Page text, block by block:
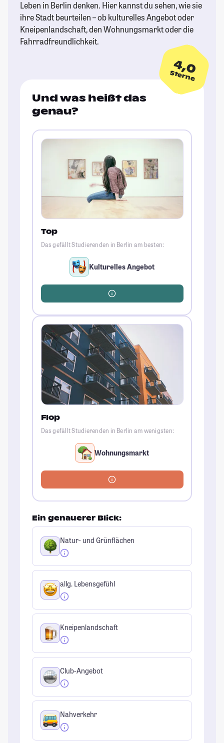
Leben in Berlin denken. Hier kannst du sehen, wie sie
ihre Stadt beurteilen – ob kulturelles Angebot oder
Kneipenlandschaft, den Wohnungsmarkt oder die
Fahrradfreundlichkeit.
4,0
Sterne
Und was heißt das
genau?
Top
Das gefällt Studierenden in Berlin am besten:
Kulturelles Angebot
Flop
Das gefällt Studierenden in Berlin am wenigsten:
Wohnungsmarkt
Ein genauerer Blick:
Natur- und Grünflächen
allg. Lebensgefühl
Kneipenlandschaft
Club-Angebot
Nahverkehr